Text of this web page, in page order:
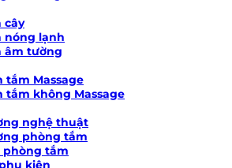
cây
nóng lạnh
âm tường
tắm Massage
tắm không Massage
nghệ thuật
phòng tắm
phòng tắm
kiện